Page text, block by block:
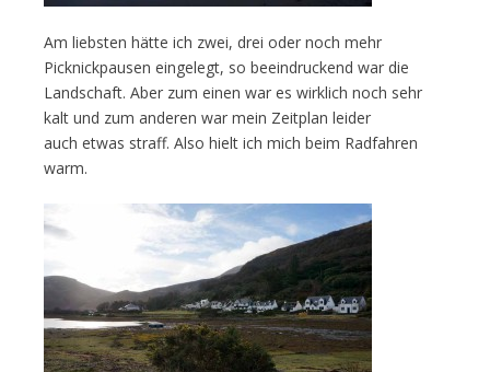
Am liebsten hätte ich zwei, drei oder noch mehr
Picknickpausen eingelegt, so beeindruckend war die
Landschaft. Aber zum einen war es wirklich noch sehr
kalt und zum anderen war mein Zeitplan leider
auch etwas straff. Also hielt ich mich beim Radfahren
warm.